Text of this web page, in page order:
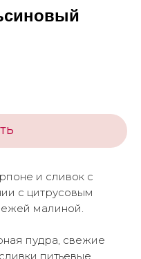
и сливок с
с цитрусовым
малиной.
пудра, свежие
питьевые